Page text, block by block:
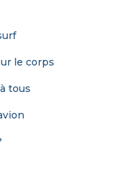
le corps
tous